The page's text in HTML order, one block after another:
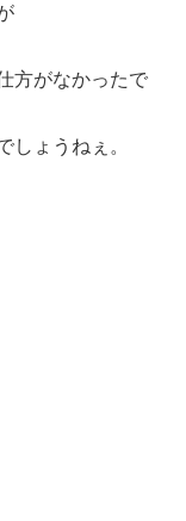
方がなかったで
しょうねぇ。